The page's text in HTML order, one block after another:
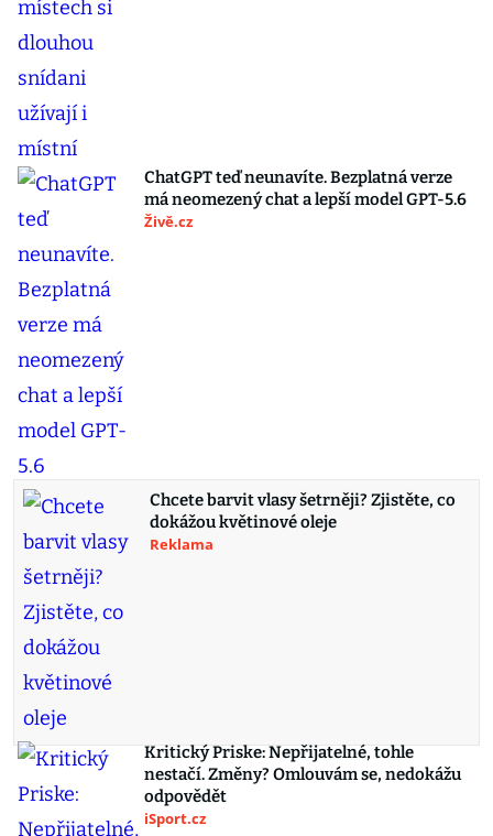
ChatGPT teď neunavíte. Bezplatná verze
má neomezený chat a lepší model GPT-5.6
Živě.cz
Chcete barvit vlasy šetrněji? Zjistěte, co
dokážou květinové oleje
Reklama
Kritický Priske: Nepřijatelné, tohle
nestačí. Změny? Omlouvám se, nedokážu
odpovědět
iSport.cz